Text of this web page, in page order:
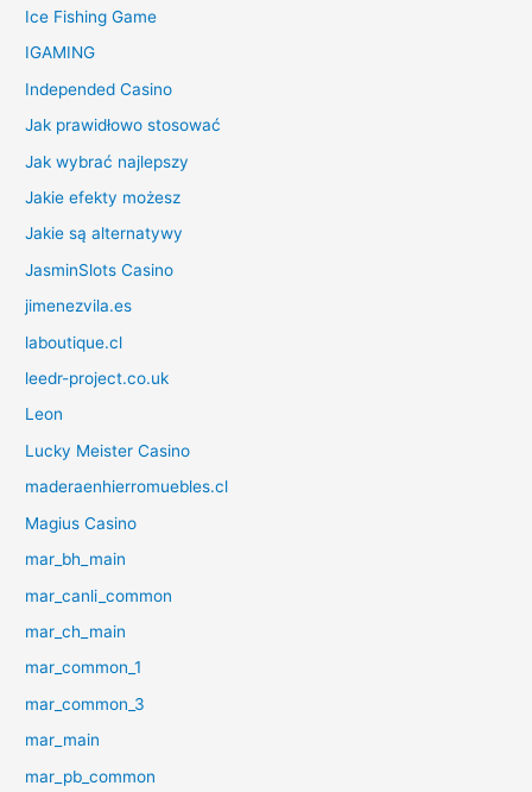
Ice Fishing Game
IGAMING
Independed Casino
Jak prawidłowo stosować
Jak wybrać najlepszy
Jakie efekty możesz
Jakie są alternatywy
JasminSlots Casino
jimenezvila.es
laboutique.cl
leedr-project.co.uk
Leon
Lucky Meister Casino
maderaenhierromuebles.cl
Magius Casino
mar_bh_main
mar_canli_common
mar_ch_main
mar_common_1
mar_common_3
mar_main
mar_pb_common